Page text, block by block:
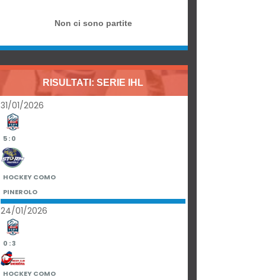
Non ci sono partite
RISULTATI: SERIE IHL
31/01/2026
5 : 0
HOCKEY COMO
PINEROLO
24/01/2026
0 : 3
HOCKEY COMO